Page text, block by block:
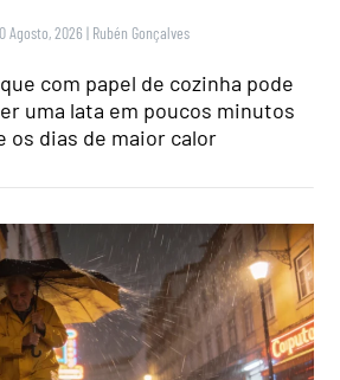
Agosto, 2026 | Rubén Gonçalves
com papel de cozinha pode
uma lata em poucos minutos
os dias de maior calor